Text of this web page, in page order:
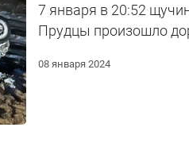
7 января в 20:52
Прудцы произошло
08 января 2024